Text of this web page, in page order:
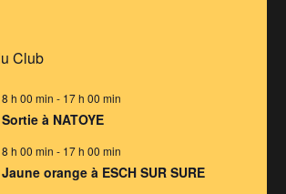
Club
8 h 00 min - 17 h 00 min
Sortie à NATOYE
8 h 00 min - 17 h 00 min
Jaune orange à ESCH SUR SURE